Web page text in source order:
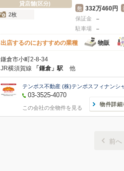
貸店舗(区分)
2枚
敷 332万460円
保証金 －
駐車場
－
出店するのにおすすめの業種
物販
鎌倉市小町2-8-34
JR横須賀線 「鎌倉」駅 他
テンポス不動産 (株)テンポスフィナンシ
03-3525-4070
この会社の全物件を見る
物件詳細
前へ